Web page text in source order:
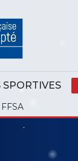
FFSA